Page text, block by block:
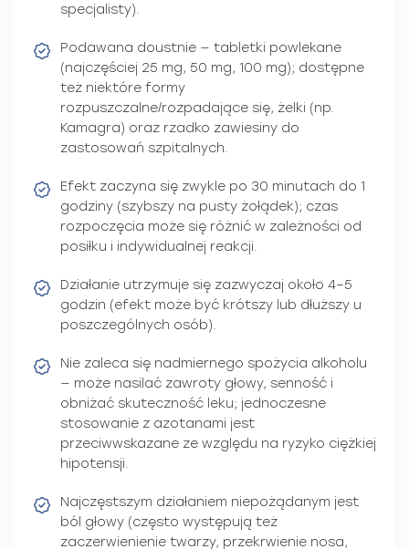
specjalisty).
Podawana doustnie — tabletki powlekane
(najczęściej 25 mg, 50 mg, 100 mg); dostępne
też niektóre formy
rozpuszczalne/rozpadające się, żelki (np.
Kamagra) oraz rzadko zawiesiny do
zastosowań szpitalnych.
Efekt zaczyna się zwykle po 30 minutach do 1
godziny (szybszy na pusty żołądek); czas
rozpoczęcia może się różnić w zależności od
posiłku i indywidualnej reakcji.
Działanie utrzymuje się zazwyczaj około 4–5
godzin (efekt może być krótszy lub dłuższy u
poszczególnych osób).
Nie zaleca się nadmiernego spożycia alkoholu
— może nasilać zawroty głowy, senność i
obniżać skuteczność leku; jednoczesne
stosowanie z azotanami jest
przeciwwskazane ze względu na ryzyko ciężkiej
hipotensji.
Najczęstszym działaniem niepożądanym jest
ból głowy (często występują też
zaczerwienienie twarzy, przekrwienie nosa,